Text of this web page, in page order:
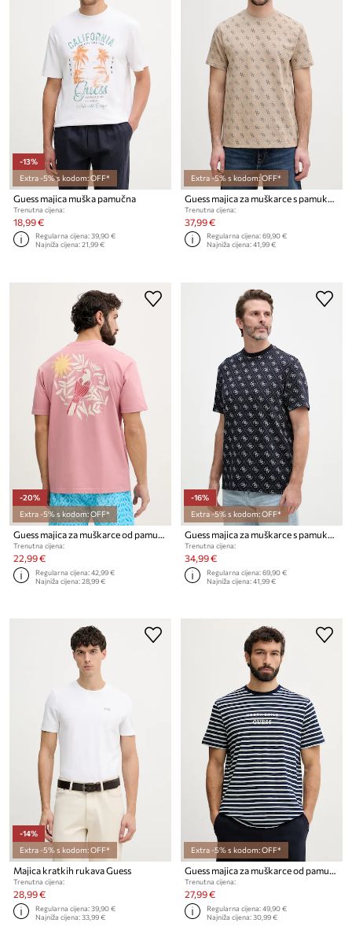
-13%
Extra -5% s kodom: OFF*
Guess majica muška pamučna
Trenutna cijena:
18,99 €
Regularna cijena:39,90 €
Najniža cijena:21,99 €
Extra -5% s kodom: OFF*
Trenutna cijena:
37,99 €
Regularna cijena:69,90 €
Najniža cijena:41,99 €
-20%
Extra -5% s kodom: OFF*
Guess majica za muškarce od pamuka
Trenutna cijena:
22,99 €
Regularna cijena:42,99 €
Najniža cijena:28,99 €
-16%
Extra -5% s kodom: OFF*
Guess majica za muškarce s pamukom
Trenutna cijena:
34,99 €
Regularna cijena:69,90 €
Najniža cijena:41,99 €
-14%
Extra -5% s kodom: OFF*
Majica kratkih rukava Guess
Trenutna cijena:
28,99 €
Regularna cijena:39,90 €
Najniža cijena:33,99 €
Extra -5% s kodom: OFF*
Guess majica za muškarce od pamuka x North Sails
Trenutna cijena:
27,99 €
Regularna cijena:49,90 €
Najniža cijena:30,99 €